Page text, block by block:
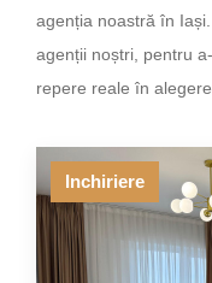
agenția noastră în
agenții noștri, pentru
repere reale în
Inchiriere